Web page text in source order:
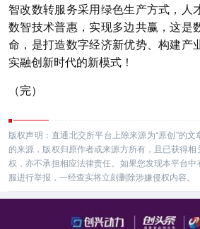
智改数转服务采用绿色生产方式，人
数智技术普惠，实现多边共赢，这是
命，是打造数字经济新优势、构建产
实融创新时代的新模式！
（完）
版权声明：直通北交所平台上除来源为“原创”的
的来源，版权归原作者或来源方所有，且已获得
权，亦不承担相应法律责任。如果您发现本平台
服进行举报，一经查实将立刻删除涉嫌侵权内容。